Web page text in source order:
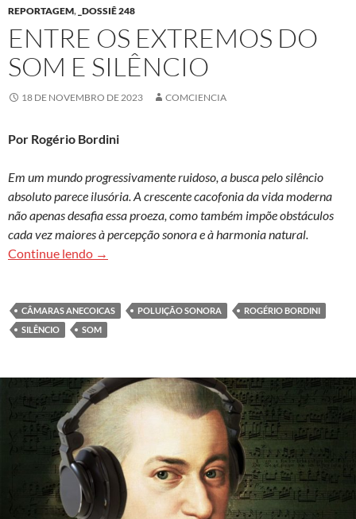
REPORTAGEM, _DOSSIÊ 248
ENTRE OS EXTREMOS DO
SOM E SILÊNCIO
18 DE NOVEMBRO DE 2023 COMCIENCIA
Por Rogério Bordini
Em um mundo progressivamente ruidoso, a busca pelo silêncio
absoluto parece ilusória. A crescente cacofonia da vida moderna
não apenas desafia essa proeza, como também impõe obstáculos
cada vez maiores à percepção sonora e à harmonia natural.
Continue lendo Entre os extremos do som e silêncio
→
CÂMARAS ANECOICAS POLUIÇÃO SONORA
ROGÉRIO BORDINI
SILÊNCIO
SOM